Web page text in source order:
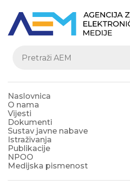
Naslovnica
O nama
Vijesti
Dokumenti
Sustav javne nabave
Istraživanja
Publikacije
NPOO
Medijska pismenost